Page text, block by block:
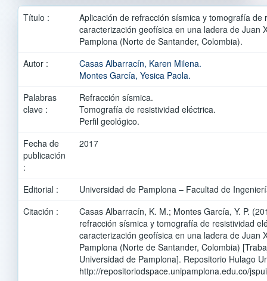
Título :
Aplicación de refracción sísmica y tomografía de
caracterización geofísica en una ladera de Juan
Pamplona (Norte de Santander, Colombia).
Autor :
Casas Albarracín, Karen Milena.
Montes García, Yesica Paola.
Palabras
clave :
Refracción sísmica.
Tomografía de resistividad eléctrica.
Perﬁl geológico.
Fecha de
publicación
:
2017
Editorial :
Universidad de Pamplona – Facultad de
Citación :
Casas Albarracín, K. M.; Montes García, Y. P.
refracción sísmica y tomografía de resistividad
caracterización geofísica en una ladera de Juan
Pamplona (Norte de Santander, Colombia)
Universidad de Pamplona]. Repositorio Hulago
http://repositoriodspace.unipamplona.edu.co/